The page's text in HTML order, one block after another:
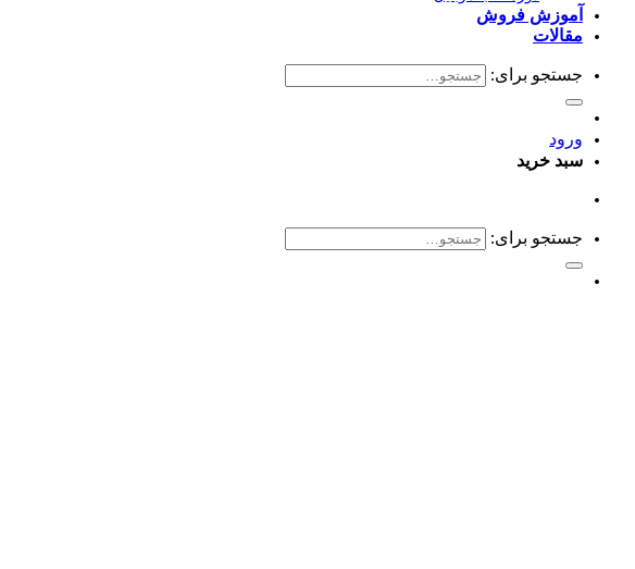
آموزش فروش
مقالات
جستجو برای:
ورود
سبد خرید
جستجو برای: